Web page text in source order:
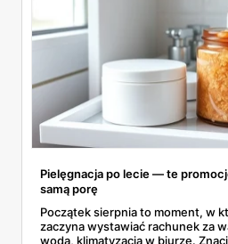
Pielęgnacja po lecie — te
samą porę
Początek sierpnia to moment, w
zaczyna wystawiać rachunek za
woda, klimatyzacja w biurze.